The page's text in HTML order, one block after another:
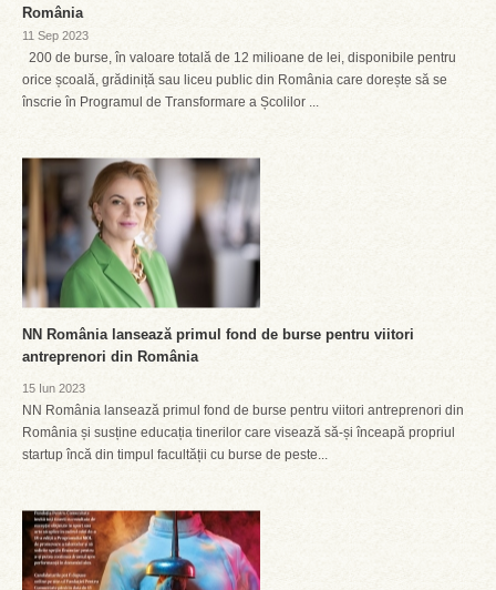
România
11 Sep 2023
200 de burse, în valoare totală de 12 milioane de lei, disponibile pentru
orice școală, grădiniță sau liceu public din România care dorește să se
înscrie în Programul de Transformare a Școlilor ...
NN România lansează primul fond de burse pentru viitori
antreprenori din România
15 Iun 2023
NN România lansează primul fond de burse pentru viitori antreprenori din
România și susține educația tinerilor care visează să-și înceapă propriul
startup încă din timpul facultății cu burse de peste...